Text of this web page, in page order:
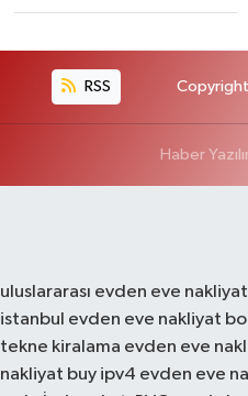
RSS Copyright
Haber
uluslararası evden eve nakliyat
istanbul evden eve nakliyat
tekne kiralama evden eve
nakliyat buy ipv4 evden eve